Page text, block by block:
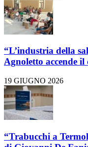
“L’industria della
Agnoletto accende
19 GIUGNO 2026
“Trabucchi a